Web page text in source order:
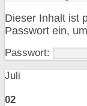
Dieser Inhalt ist
Passwort ein,
Passwort:
Juli
02